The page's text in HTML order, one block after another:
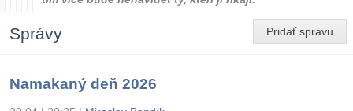
Pridať správu
Správy
Namakaný deň 2026